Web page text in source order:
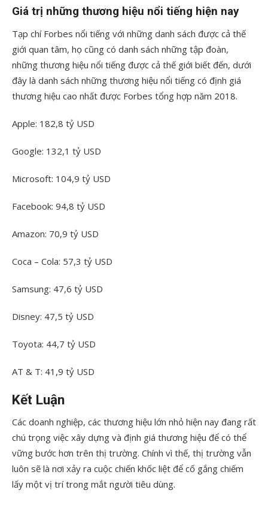
Giá trị những thương hiệu nổi tiếng hiện nay
Tạp chí Forbes nổi tiếng với những danh sách được cả thế
giới quan tâm, họ cũng có danh sách những tập đoàn,
những thương hiệu nổi tiếng được cả thế giới biết đến, dưới
đây là danh sách những thương hiệu nổi tiếng có định giá
thương hiệu cao nhất được Forbes tổng hợp năm 2018.
Apple: 182,8 tỷ USD
Google: 132,1 tỷ USD
Microsoft: 104,9 tỷ USD
Facebook: 94,8 tỷ USD
Amazon: 70,9 tỷ USD
Coca – Cola: 57,3 tỷ USD
Samsung: 47,6 tỷ USD
Disney: 47,5 tỷ USD
Toyota: 44,7 tỷ USD
AT & T: 41,9 tỷ USD
Kết Luận
Các doanh nghiệp, các thương hiệu lớn nhỏ hiện nay đang rất
chú trọng việc xây dựng và định giá thương hiệu để có thể
vững bước hơn trên thị trường. Chính vì thế, thị trường vẫn
luôn sẽ là nơi xảy ra cuộc chiến khốc liệt để cố gắng chiếm
lấy một vị trí trong mắt người tiêu dùng.